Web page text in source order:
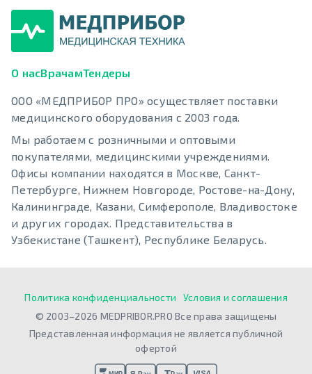
О насВрачамТендеры
ООО «МЕДПРИБОР ПРО» осуществляет поставки
медицинского оборудования с 2003 года.
Мы работаем с розничными и оптовыми
покупателями, медицинскими учреждениями.
Офисы компании находятся в Москве, Санкт-
Петербурге, Нижнем Новгороде, Ростове-на-Дону,
Калининграде, Казани, Симферополе, Владивостоке
и других городах. Представительства в
Узбекистане (Ташкент), Республике Беларусь.
Политика конфиденциальности
Условия и соглашения
© 2003–2026 MEDPRIBOR.PRO Все права защищены
Представленная информация не является публичной
офертой